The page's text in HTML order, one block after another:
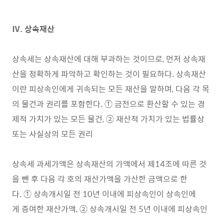
Ⅳ. 상속재산
상속세는 상속재산에 대해 부과하는 것이므로, 먼저 상속재
산을 정확하게 파악하고 확인하는 것이 필요하다. 상속재산
이란 피상속인에게 귀속되는 모든 재산을 말하며, 다음 각 목
의 물건과 권리를 포함한다. ① 금전으로 환산할 수 있는 경
제적 가치가 있는 모든 물건, ② 재산적 가치가 있는 법률상
또는 사실상의 모든 권리
상속세 과세가액은 상속재산의 가액에서 제14조에 따른 것
을 뺀 후 다음 각 호의 재산가액을 가산한 금액으로 한
다. ① 상속개시일 전 10년 이내에 피상속인이 상속인에
게 증여한 재산가액, ② 상속개시일 전 5년 이내에 피상속인